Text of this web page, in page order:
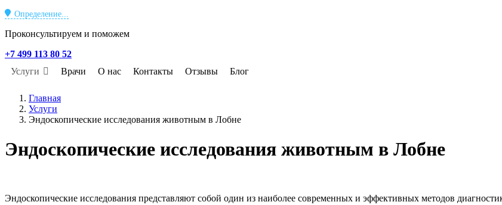
Определение...
Проконсультируем и поможем
+7 499 113 80 52
Услуги
Врачи О нас Контакты Отзывы Блог
Главная
Услуги
Эндоскопические исследования животным в Лобне
Эндоскопические исследования животным в Лобне
Эндоскопические исследования представляют собой один из наиболее современных и эффективных методов